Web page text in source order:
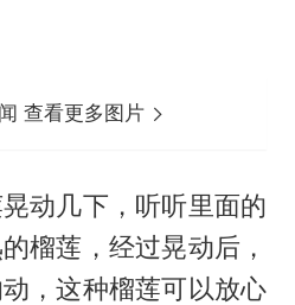
查看更多图片
动几下，听听里面的
榴莲，经过晃动后，
，这种榴莲可以放心